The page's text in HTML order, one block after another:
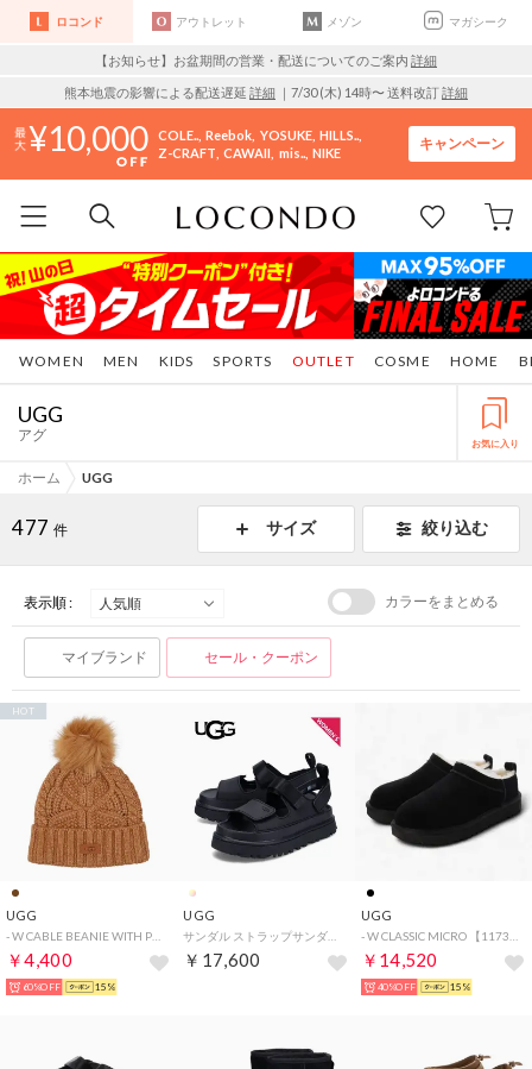
ロコンド アウトレット メゾン マガシーク
【お知らせ】お盆期間の営業・配送についてのご案内 詳細
熊本地震の影響による配送遅延 詳細 ｜7/30 (木) 14時〜 送料改訂詳細
10,000 COLE.. Reebok YOSUKE HILLS..
Z-CRAFT CAWAII mis.. NIKE
キャンペーン
WOMEN MEN KIDS SPORTS COSME HOME
OUTLET
UGG
アグ お気に入り
ホーム UGG
477 件 サイズ 絞り込む
表示順 : カラーをまとめる
マイブランド セール・クーポン
UGG
￥4,400
HOT
60%OFF 15%
UGG
￥17,600
UGG
￥14,520
40%OFF 15%